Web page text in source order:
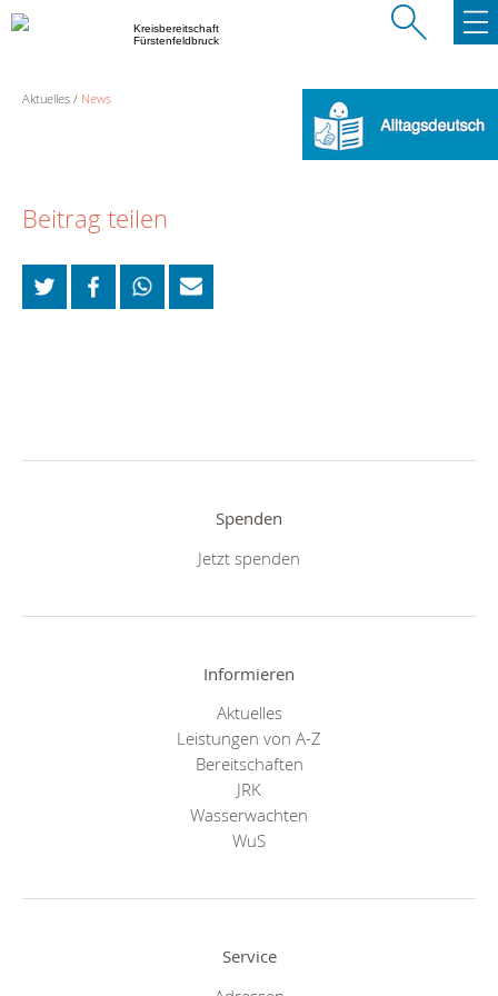
Kreisbereitschaft
Fürstenfeldbruck
Aktuelles News
Beitrag teilen
Spenden
Jetzt spenden
Informieren
Aktuelles
Leistungen von A-Z
Bereitschaften
JRK
Wasserwachten
WuS
Service